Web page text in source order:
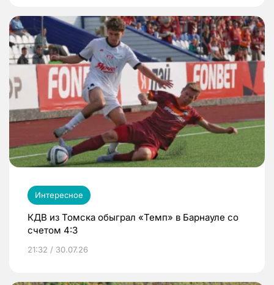
Интересное
КДВ из Томска обыграл «Темп» в Барнауле со
счетом 4:3
21:32 / 30.07.26